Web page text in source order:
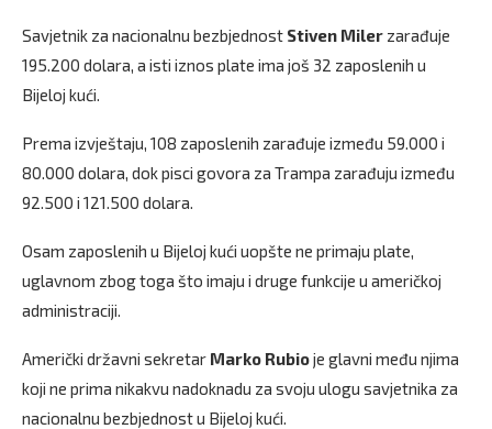
Savjetnik za nacionalnu bezbjednost Stiven Miler zarađuje
195.200 dolara, a isti iznos plate ima još 32 zaposlenih u
Bijeloj kući.
Prema izvještaju, 108 zaposlenih zarađuje između 59.000 i
80.000 dolara, dok pisci govora za Trampa zarađuju između
92.500 i 121.500 dolara.
Osam zaposlenih u Bijeloj kući uopšte ne primaju plate,
uglavnom zbog toga što imaju i druge funkcije u američkoj
administraciji.
Američki državni sekretar Marko Rubioje glavni među njima
koji ne prima nikakvu nadoknadu za svoju ulogu savjetnika za
nacionalnu bezbjednost u Bijeloj kući.